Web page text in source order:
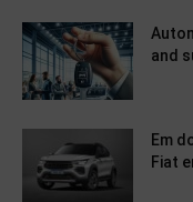
and
Em
Fiat